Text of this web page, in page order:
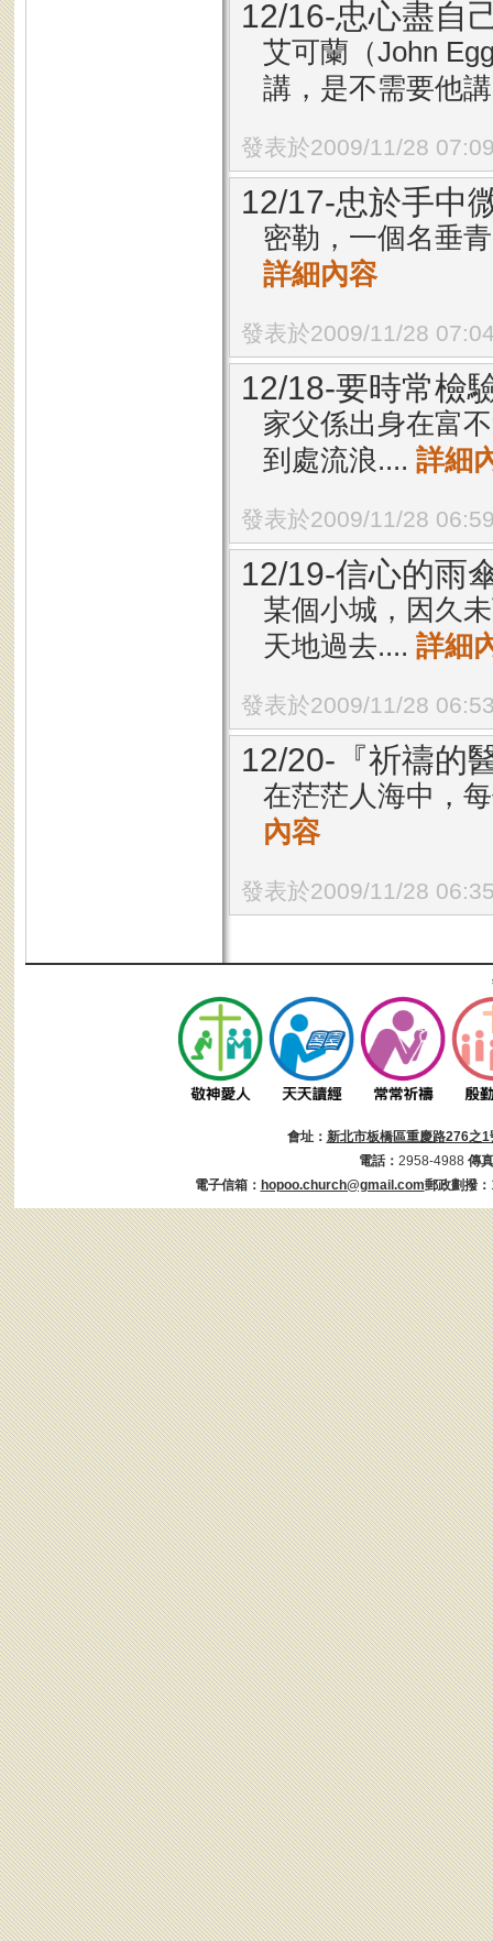
12/16-忠心盡自
艾可蘭（John
講，是不需要他
發表於2009/11/28
12/17-忠於手中
密勒，一個名垂
詳細內容
發表於2009/11/28
12/18-要時常檢
家父係出身在富
到處流浪.... 詳細
發表於2009/11/28
12/19-信心的雨
某個小城，因久
天地過去.... 詳細
發表於2009/11/28
12/20-『祈禱的
在茫茫人海中，
內容
發表於2009/11/28
會址： 新北市板橋區重慶路276之1
電話： 2958-4988 傳
電子信箱： hopoo.church@gmail.com郵政劃撥：